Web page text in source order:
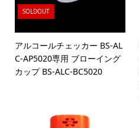
SOLDOUT
アルコールチェッカー BS-AL
C-AP5020専用 ブローイング
カップ BS-ALC-BC5020